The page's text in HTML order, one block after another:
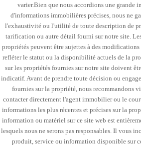
varier.Bien que nous accordions une grande
d'informations immobilières précises, nous ne
l'exhaustivité ou l'utilité de toute description de
tarification ou autre détail fourni sur notre site.
propriétés peuvent être sujettes à des modifications
refléter le statut ou la disponibilité actuels de la
sur les propriétés fournies sur notre site doivent
indicatif. Avant de prendre toute décision ou
fournies sur la propriété, nous recommandons
contacter directement l'agent immobilier ou le
informations les plus récentes et précises sur la
information ou matériel sur ce site web est
lesquels nous ne serons pas responsables. Il vous
produit, service ou information disponible sur